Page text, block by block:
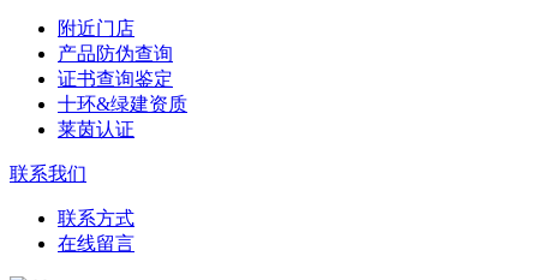
附近门店
产品防伪查询
证书查询鉴定
十环&绿建资质
莱茵认证
联系我们
联系方式
在线留言